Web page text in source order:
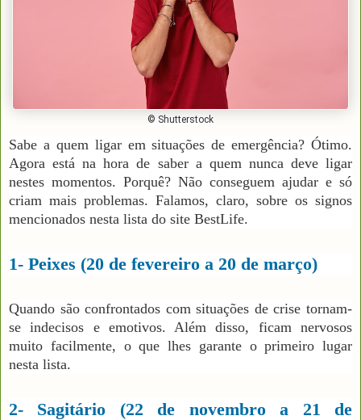
© Shutterstock
Sabe a quem ligar em situações de emergência? Ótimo.
Agora está na hora de saber a quem nunca deve ligar
nestes momentos. Porquê? Não conseguem ajudar e só
criam mais problemas. Falamos, claro, sobre os signos
mencionados nesta lista do site BestLife.
1- Peixes (20 de fevereiro a 20 de março)
Quando são confrontados com situações de crise tornam-
se indecisos e emotivos. Além disso, ficam nervosos
muito facilmente, o que lhes garante o primeiro lugar
nesta lista.
2- Sagitário (22 de novembro a 21 de